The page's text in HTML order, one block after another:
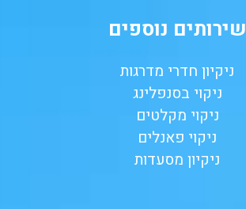
שירותים נוספים
ניקיון חדרי מדרגות
ניקוי בסנפלינג
ניקוי מקלטים
ניקוי פאנלים
ניקיון מסעדות